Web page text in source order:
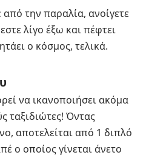
την παραλία, ανοίγετε
λίγο έξω και πέφτει
ο κόσμος, τελικά.
να ικανοποιήσει ακόμα
ταξιδιώτες! Όντας
αποτελείται από 1 διπλό
ο οποίος γίνεται άνετο